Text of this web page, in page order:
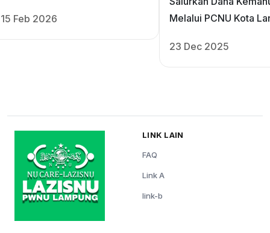
15 Feb 2026
Melalui PCNU Kota
Aceh Tamiang
23 Dec 2025
LINK LAIN
FAQ
Link A
link-b